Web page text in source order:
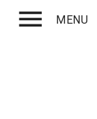
menu MENU